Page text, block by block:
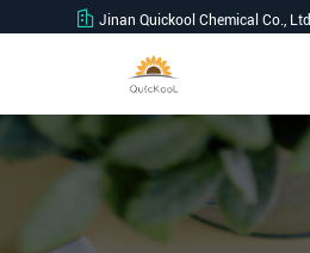
Jinan Quickool Chemical Co., Ltd